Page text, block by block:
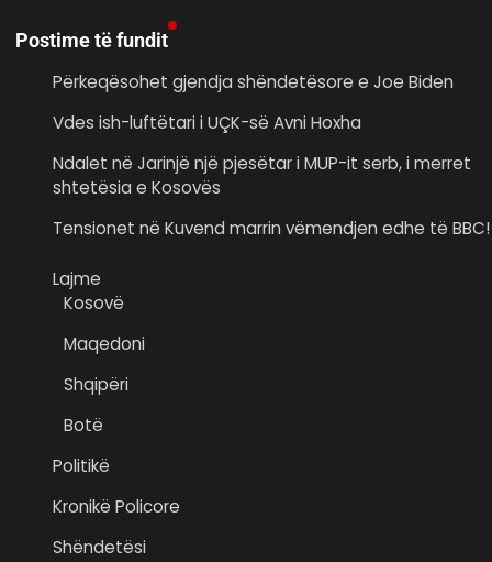
Postime të fundit
Përkeqësohet gjendja shëndetësore e Joe Biden
Vdes ish-luftëtari i UÇK-së Avni Hoxha
Ndalet në Jarinjë një pjesëtar i MUP-it serb, i merret
shtetësia e Kosovës
Tensionet në Kuvend marrin vëmendjen edhe të BBC!
Lajme
Kosovë
Maqedoni
Shqipëri
Botë
Politikë
Kronikë Policore
Shëndetësi